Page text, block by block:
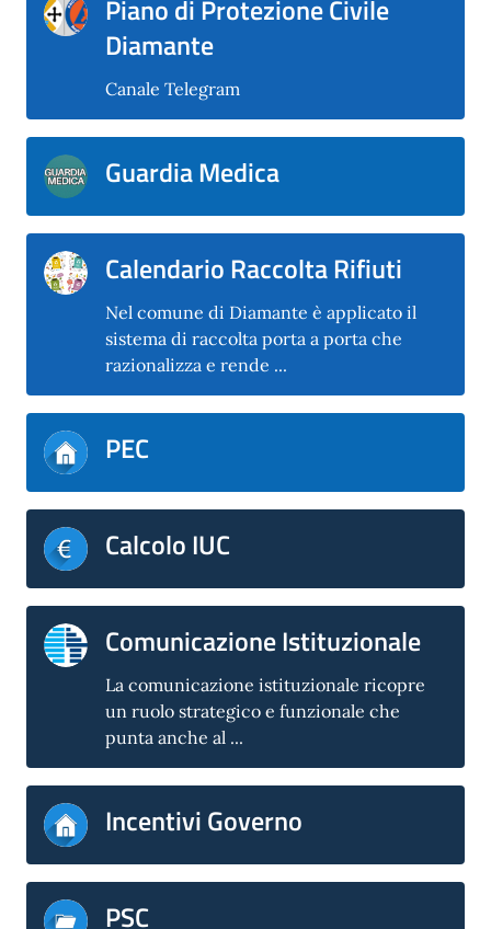
Piano di Protezione Civile
Diamante
Canale Telegram
Guardia Medica
Calendario Raccolta Rifiuti
Nel comune di Diamante è applicato il
sistema di raccolta porta a porta che
razionalizza e rende ...
PEC
Calcolo IUC
Comunicazione Istituzionale
La comunicazione istituzionale ricopre
un ruolo strategico e funzionale che
punta anche al ...
Incentivi Governo
PSC